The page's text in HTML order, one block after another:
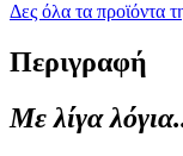
Δες όλα τα προϊόντα
Περιγραφή
Με λίγα